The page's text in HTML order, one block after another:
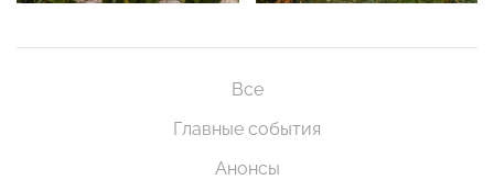
Все
Главные события
Анонсы